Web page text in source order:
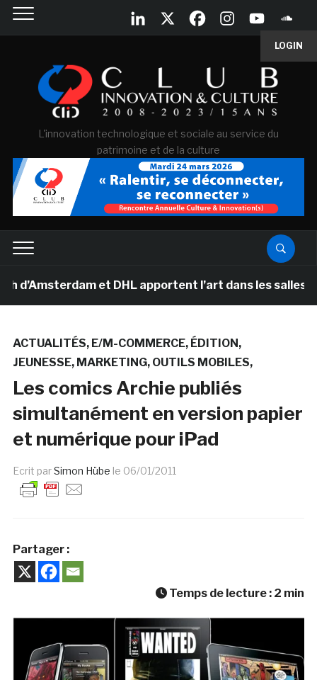
LOGIN
L'innovation technologique et sociale au service du
patrimoine et de la culture
et DHL apportent l’art dans les salles de
ACTUALITÉS E/M-COMMERCE ÉDITION
JEUNESSE MARKETING OUTILS MOBILES
Les comics Archie publiés
simultanément en version papier
et numérique pour iPad
Ecrit parSimon Hübe le 06/01/2011
Partager :
Temps de lecture : 2 min